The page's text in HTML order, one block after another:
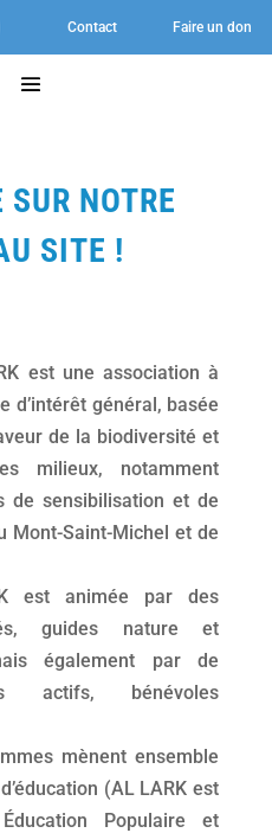
Contact Faire un don
NOTRE
SITE !
est une association à
d’intérêt général, basée
de la biodiversité et
milieux, notamment
de sensibilisation et de
Mont-Saint-Michel et de
est animée par des
guides nature et
également par de
actifs, bénévoles
mènent ensemble
(AL LARK est
Populaire et